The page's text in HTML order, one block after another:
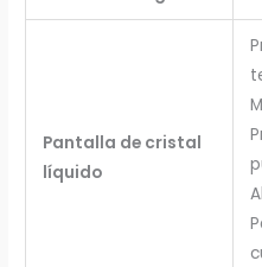
Pantalla de cristal
líquido